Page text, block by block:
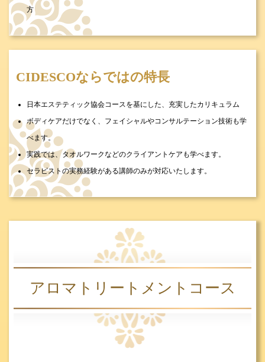
方
CIDESCOならではの特長
日本エステティック協会コースを基にした、充実したカリキュラム
ボディケアだけでなく、フェイシャルやコンサルテーション技術も学
べます。
実践では、タオルワークなどのクライアントケアも学べます。
セラピストの実務経験がある講師のみが対応いたします。
アロマトリートメントコース